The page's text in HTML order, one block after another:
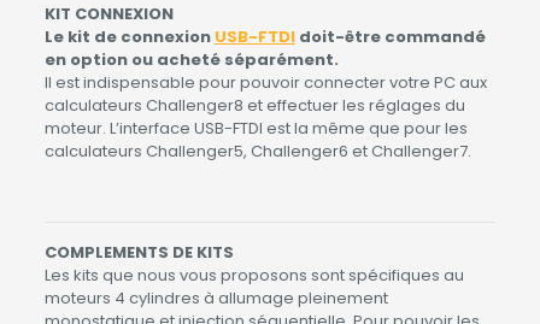
KIT CONNEXION
Le kit de connexion USB-FTDIdoit-être commandé
en option ou acheté séparément.
Il est indispensable pour pouvoir connecter votre PC aux
calculateurs Challenger8 et effectuer les réglages du
moteur. L’interface USB-FTDI est la même que pour les
calculateurs Challenger5, Challenger6 et Challenger7.
COMPLEMENTS DE KITS
Les kits que nous vous proposons sont spécifiques au
moteurs 4 cylindres à allumage pleinement